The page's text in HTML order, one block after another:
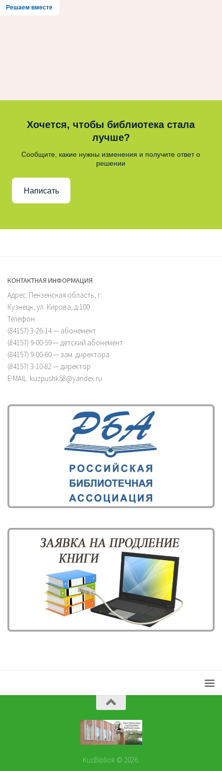
Решаем вместе
Хочется, чтобы библиотека стала
лучше?
Сообщите, какие нужны изменения и получите ответ о
решении
Написать
КОНТАКТНАЯ ИНФОРМАЦИЯ
Адрес: Пензенская область, г.
Кузнецк, ул. Кирова, д.100
Телефон:
(84157) 3-26-14 — абонемент
(84157) 9-00-59 — детский абонемент
(84157) 9-00-60 — зам. директора
(84157) 3-10-82 — директор
E-MAIL: kuzpushk58@yandex.ru
KuzBibliok © 2026.